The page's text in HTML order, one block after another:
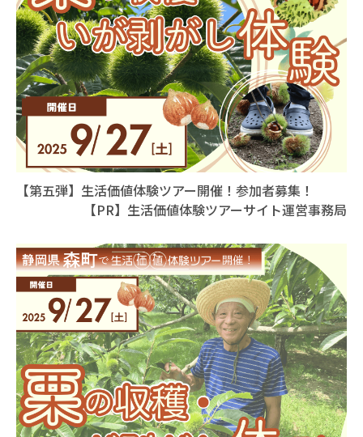
【第五弾】生活価値体験ツアー開催！参加者募集！
【PR】生活価値体験ツアーサイト運営事務局